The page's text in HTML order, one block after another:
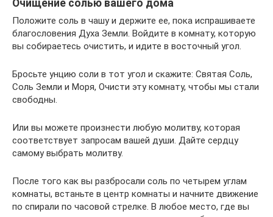
Очищение солью вашего дома
Положите соль в чашу и держите ее, пока испрашиваете
благословения Духа Земли. Войдите в комнату, которую
вы собираетесь очистить, и идите в восточный угол.
Бросьте унцию соли в тот угол и скажите: Святая Соль,
Соль Земли и Моря, Очисти эту комнату, чтобы мы стали
свободны.
Или вы можете произнести любую молитву, которая
соответствует запросам вашей души. Дайте сердцу
самому выбрать молитву.
После того как вы разбросали соль по четырем углам
комнаты, встаньте в центр комнаты и начните движение
по спирали по часовой стрелке. В любое место, где вы